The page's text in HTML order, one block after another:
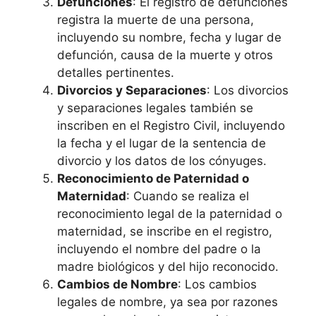
registra la muerte de una persona,
incluyendo su nombre, fecha y lugar de
defunción, causa de la muerte y otros
detalles pertinentes.
Divorcios y Separaciones: Los divorcios
y separaciones legales también se
inscriben en el Registro Civil, incluyendo
la fecha y el lugar de la sentencia de
divorcio y los datos de los cónyuges.
Reconocimiento de Paternidad o
Maternidad: Cuando se realiza el
reconocimiento legal de la paternidad o
maternidad, se inscribe en el registro,
incluyendo el nombre del padre o la
madre biológicos y del hijo reconocido.
Cambios de Nombre: Los cambios
legales de nombre, ya sea por razones